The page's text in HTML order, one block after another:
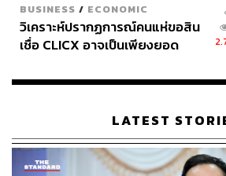
BUSINESS / ECONOMIC
วิเคราะห์ปรากฏการณ์คนแห่ขอสิน
เชื่อ CLICX อาจเป็นเพียงยอด
เรือนไทยที่ถูกซุกไว้
LATEST